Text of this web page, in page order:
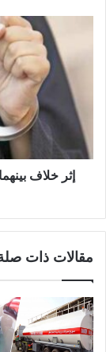
إثر خلاف
مقالات ذات